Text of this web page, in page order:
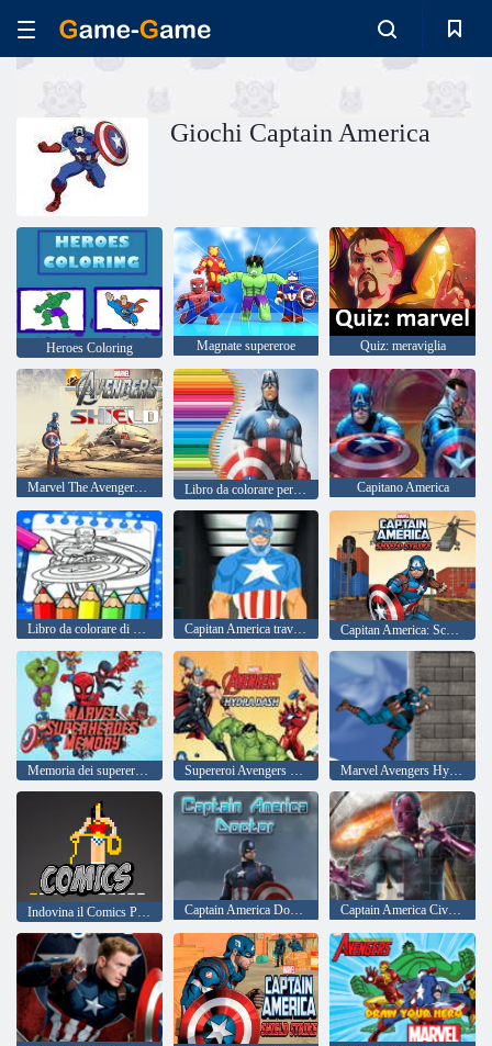
Giochi Captain America
Heroes Coloring Magnate supereroe Quiz: meraviglia
Marvel The Avengers Scudo di Capitan America Libro da colorare per Capitan America Capitano America
Libro da colorare di Capitan America Capitan America travestimento Capitan America: Scudo Strike
Memoria dei supereroi Marvel Supereroi Avengers Hydra Dash Marvel Avengers Hydra Dash
Captain America Doctor Captain America Civil War Puzzle 2